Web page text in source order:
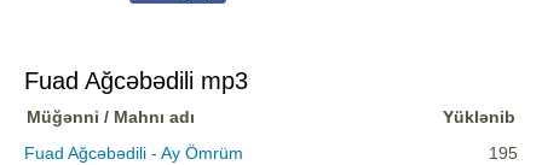
Fuad Ağcəbədili mp3
Müğənni / Mahnı adı
Yüklənib
Fuad Ağcəbədili - Ay Ömrüm
195